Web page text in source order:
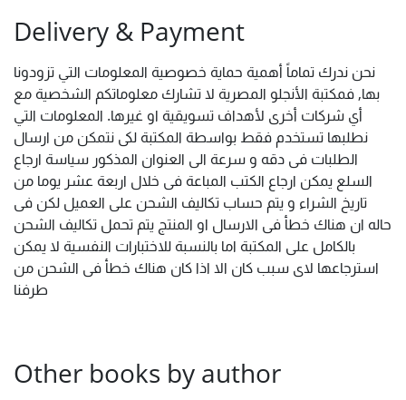
Delivery & Payment
نحن ندرك تماماً أهمية حماية خصوصية المعلومات التي تزودونا
بها, فمكتبة الأنجلو المصرية لا تشارك معلوماتكم الشخصية مع
أي شركات أخرى لأهداف تسويقية او غيرها. المعلومات التي
نطلبها تستخدم فقط بواسطة المكتبة لكى نتمكن من ارسال
الطلبات فى دقه و سرعة الى العنوان المذكور سياسة ارجاع
السلع يمكن ارجاع الكتب المباعة فى خلال اربعة عشر يوما من
تاريخ الشراء و يتم حساب تكاليف الشحن على العميل لكن فى
حاله ان هناك خطأ فى الارسال او المنتج يتم تحمل تكاليف الشحن
بالكامل على المكتبة اما بالنسبة للاختبارات النفسية لا يمكن
استرجاعها لاى سبب كان الا اذا كان هناك خطأ فى الشحن من
طرفنا
Other books by author